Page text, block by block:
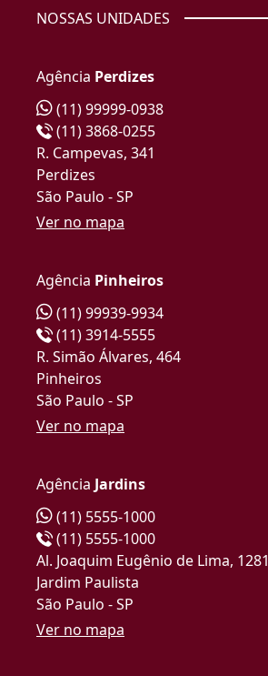
NOSSAS UNIDADES
Agência Perdizes
(11) 99999-0938
(11) 3868-0255
R. Campevas, 341
Perdizes
São Paulo - SP
Ver no mapa
Agência Pinheiros
(11) 99939-9934
(11) 3914-5555
R. Simão Álvares, 464
Pinheiros
São Paulo - SP
Ver no mapa
Agência Jardins
(11) 5555-1000
(11) 5555-1000
Al. Joaquim Eugênio de Lima, 1281
Jardim Paulista
São Paulo - SP
Ver no mapa